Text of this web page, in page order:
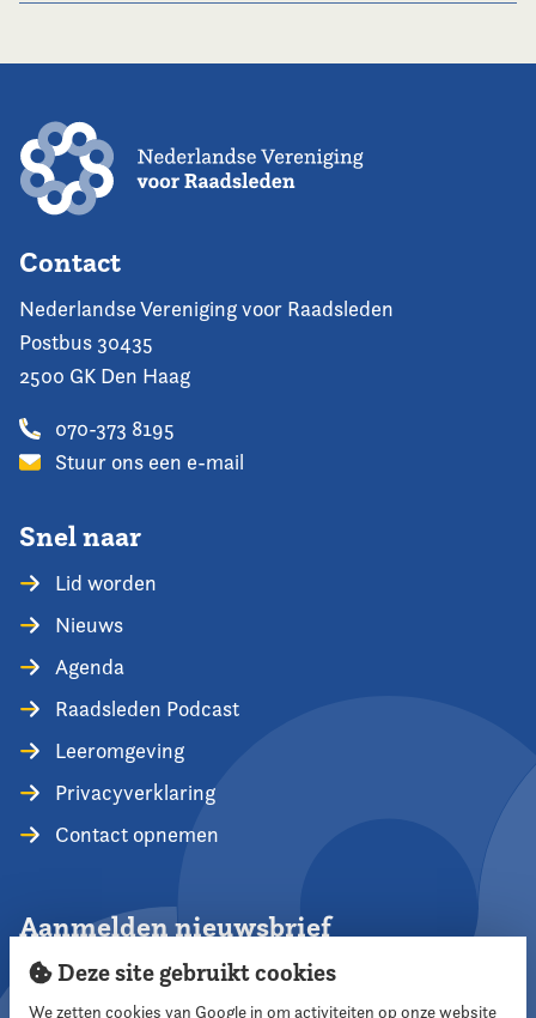
Contact
Nederlandse Vereniging voor Raadsleden
Postbus 30435
2500 GK Den Haag
070-373 8195
Stuur ons een e-mail
Snel naar
Lid worden
Nieuws
Agenda
Raadsleden Podcast
Leeromgeving
Privacyverklaring
Contact opnemen
Aanmelden nieuwsbrief
Deze site gebruikt cookies
We zetten cookies van Google in om activiteiten op onze website